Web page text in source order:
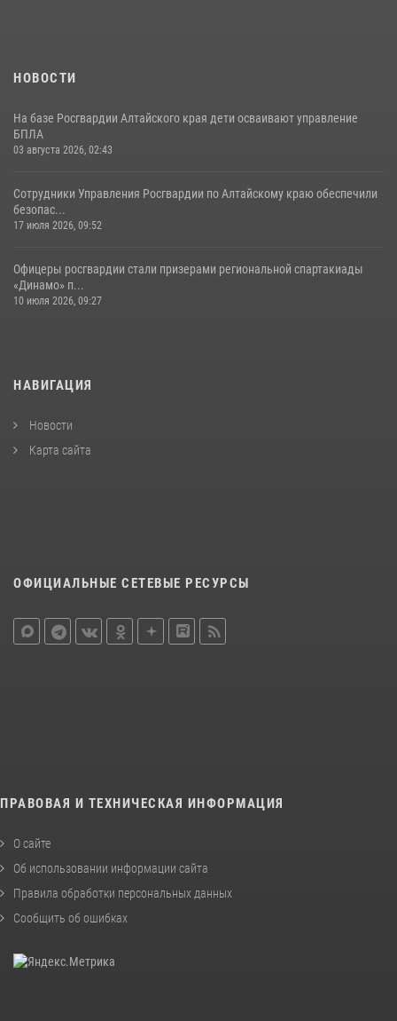
НОВОСТИ
На базе Росгвардии Алтайского края дети осваивают управление
БПЛА
03 августа 2026, 02:43
Сотрудники Управления Росгвардии по Алтайскому краю обеспечили
безопас...
17 июля 2026, 09:52
Офицеры росгвардии стали призерами региональной спартакиады
«Динамо» п...
10 июля 2026, 09:27
НАВИГАЦИЯ
Новости
Карта сайта
ОФИЦИАЛЬНЫЕ СЕТЕВЫЕ РЕСУРСЫ
ПРАВОВАЯ И ТЕХНИЧЕСКАЯ ИНФОРМАЦИЯ
О сайте
Об использовании информации сайта
Правила обработки персональных данных
Сообщить об ошибках